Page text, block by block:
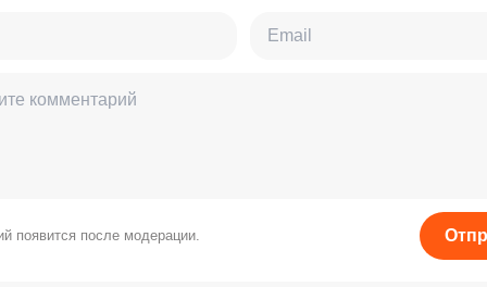
появится после модерации.